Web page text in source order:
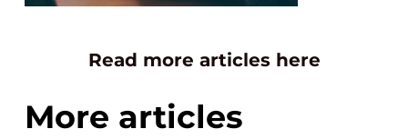
Read more articles here
More articles